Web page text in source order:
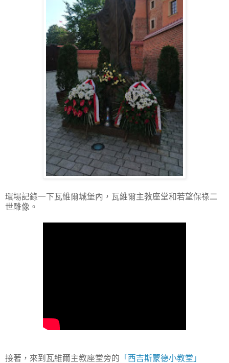
環場記錄一下瓦維爾城堡內，瓦維爾主教座堂和若望保祿二
世雕像。
接著，來到瓦維爾主教座堂旁的 「西吉斯蒙德小教堂」